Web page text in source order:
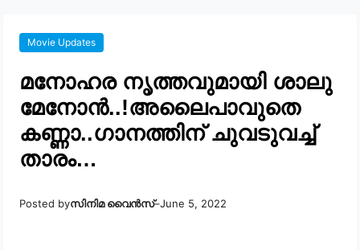
Movie Updates
മനോഹര നൃത്തവുമായി ശാലു
മേനോൻ..!അലൈപാവുതെ
കണ്ണാ..ഗാനത്തിന് ചുവടുവച്ച്
താരം…
Posted byസിനിമ വൈൻസ്–June 5, 2022